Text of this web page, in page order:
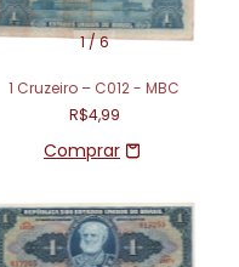
1/6
1 Cruzeiro – C012 - MBC
R$4,99